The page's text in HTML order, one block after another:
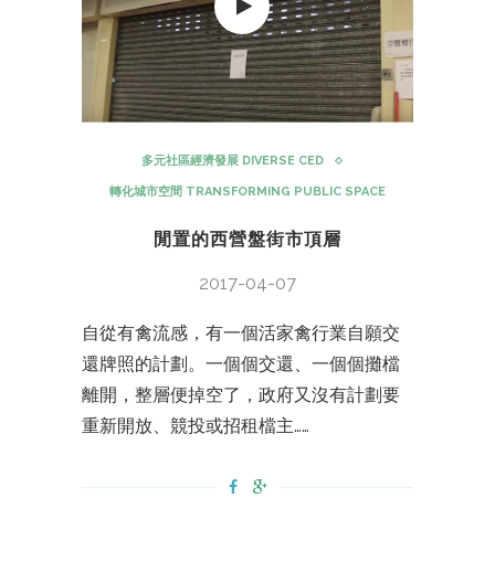
多元社區經濟發展 DIVERSE CED
轉化城市空間 TRANSFORMING PUBLIC SPACE
閒置的西營盤街市頂層
2017-04-07
自從有禽流感，有一個活家禽行業自願交
還牌照的計劃。一個個交還、一個個攤檔
離開，整層便掉空了，政府又沒有計劃要
重新開放、競投或招租檔主……